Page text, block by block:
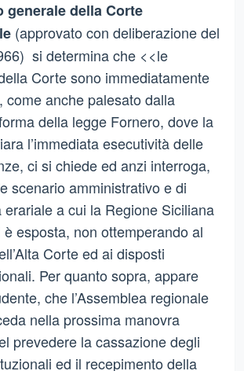
generale della Corte
(approvato con deliberazione del
si determina che <<le
Corte sono immediatamente
come anche palesato dalla
della legge Fornero, dove la
l’immediata esecutività delle
ci si chiede ed anzi interroga,
scenario amministrativo e di
erariale a cui la Regione Siciliana
esposta, non ottemperando al
Corte ed ai disposti
Per quanto sopra, appare
che l’Assemblea regionale
nella prossima manovra
prevedere la cassazione degli
ed il recepimento della